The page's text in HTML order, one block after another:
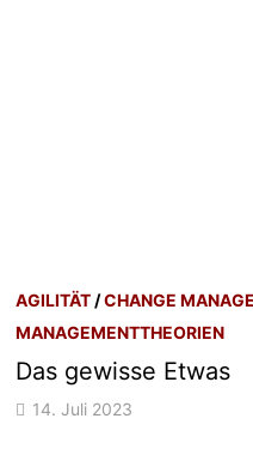
AGILITÄT /CHANGE
MANAGEMENTTHEORIEN
Das gewisse Etwas
14. Juli 2023